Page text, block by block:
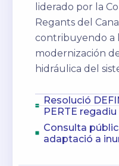
liderado por la
Regants del
contribuyendo a
modernización
hidráulica del
Resolució
PERTE regadiu
Consulta
adaptació a